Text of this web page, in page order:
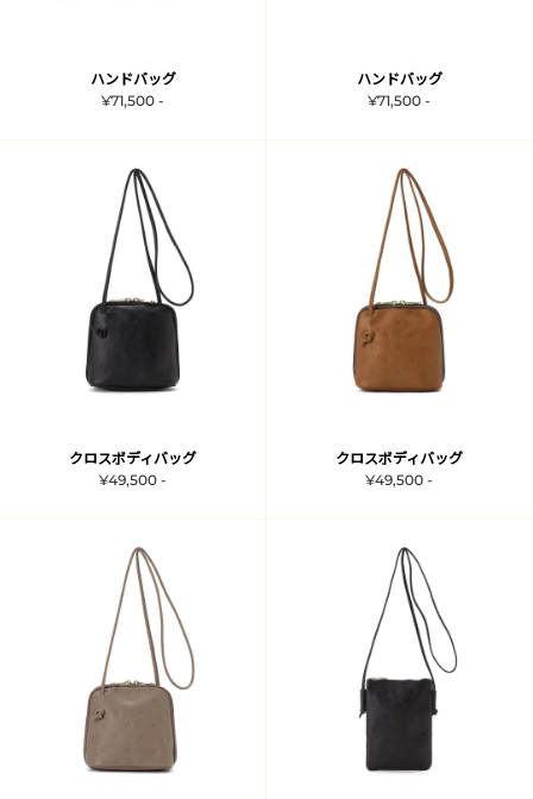
ハンドバッグ
¥71,500 -
ハンドバッグ
¥71,500 -
クロスボディバッグ
¥49,500 -
クロスボディバッグ
¥49,500 -